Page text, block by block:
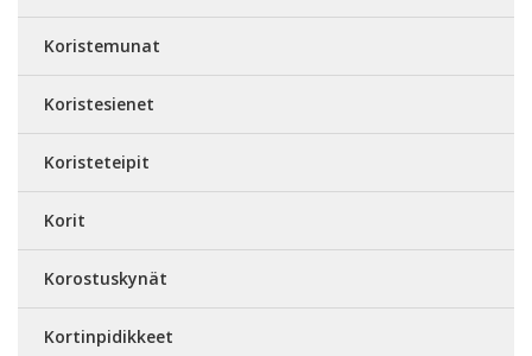
Koristemunat
Koristesienet
Koristeteipit
Korit
Korostuskynät
Kortinpidikkeet